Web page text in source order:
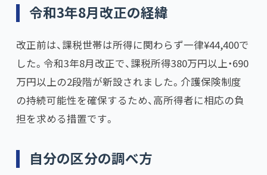
令和3年8月改正の経緯
改正前は、課税世帯は所得に関わらず一律¥44,400で
した。令和3年8月改正で、課税所得380万円以上・690
万円以上の2段階が新設されました。介護保険制度
の持続可能性を確保するため、高所得者に相応の負
担を求める措置です。
自分の区分の調べ方